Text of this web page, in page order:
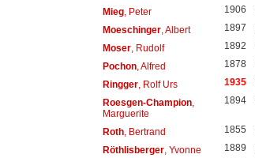
Mieg, Peter 1906
Moeschinger, Albert 1897
Moser, Rudolf 1892
Pochon, Alfred 1878
Ringger, Rolf Urs 1935
Roesgen-Champion,
Marguerite
1894
Roth, Bertrand 1855
Röthlisberger, Yvonne 1889